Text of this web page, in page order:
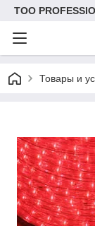
ТОО
Товары и